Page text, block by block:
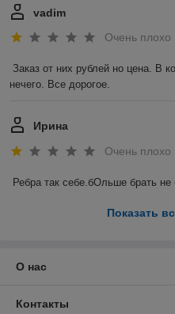
vadim
Очень плохо
Заказ от них рублей но цена. В
нечего. Все дорогое.
Ирина
Очень плохо
Ребра так себе.бОльше брать не
Показать
О нас
Контакты